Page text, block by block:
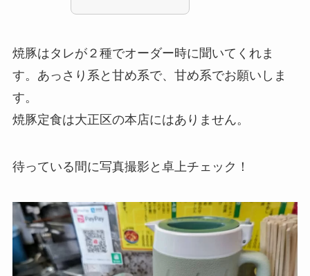
焼豚はタレが２種でオーダー時に聞いてくれま
す。あっさり系と甘め系で、甘め系でお願いしま
す。
焼豚定食は大正区の本店にはありません。
待っている間に写真撮影と卓上チェック！